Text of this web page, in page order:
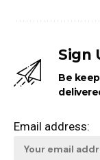
Sign
Be
Email address: